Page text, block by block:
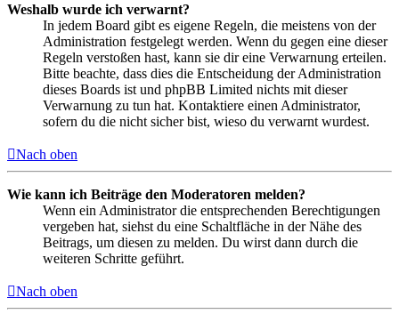
Weshalb wurde ich verwarnt?
In jedem Board gibt es eigene Regeln, die meistens von der
Administration festgelegt werden. Wenn du gegen eine dieser
Regeln verstoßen hast, kann sie dir eine Verwarnung erteilen.
Bitte beachte, dass dies die Entscheidung der Administration
dieses Boards ist und phpBB Limited nichts mit dieser
Verwarnung zu tun hat. Kontaktiere einen Administrator,
sofern du die nicht sicher bist, wieso du verwarnt wurdest.
Nach oben
Wie kann ich Beiträge den Moderatoren melden?
Wenn ein Administrator die entsprechenden Berechtigungen
vergeben hat, siehst du eine Schaltfläche in der Nähe des
Beitrags, um diesen zu melden. Du wirst dann durch die
weiteren Schritte geführt.
Nach oben